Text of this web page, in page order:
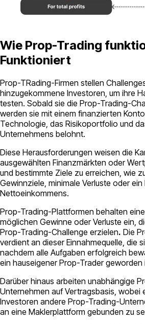
Wie Prop-Trading
Funktioniert
Prop-TRading-Firmen stellen
hinzugekommene Investoren, um ihre
testen. Sobald sie die Prop-Trading-
werden sie mit einem finanzierten
Technologie, das Risikoportfolio und
Unternehmens belohnt.
Diese Herausforderungen weisen die
ausgewählten Finanzmärkten oder
und bestimmte Ziele zu erreichen, wie
Gewinnziele, minimale Verluste oder
Nettoeinkommens.
Prop-Trading-Plattformen behalten
möglichen Gewinne oder Verluste ein,
Prop-Trading-Challenge erzielen. Die
verdient an dieser Einnahmequelle, die
nachdem alle Aufgaben erfolgreich
ein hauseigener Prop-Trader geworden
Darüber hinaus arbeiten unabhängige
Unternehmen auf Vertragsbasis, wobei
Investoren andere Prop-Trading-
an eine Maklerplattform gebunden zu